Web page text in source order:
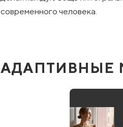
современного человека.
АДАПТИВНЫЕ